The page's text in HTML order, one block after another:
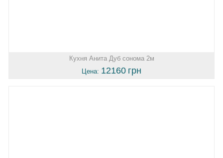
Кухня Анита Дуб сонома 2м
Цена: 12160 грн